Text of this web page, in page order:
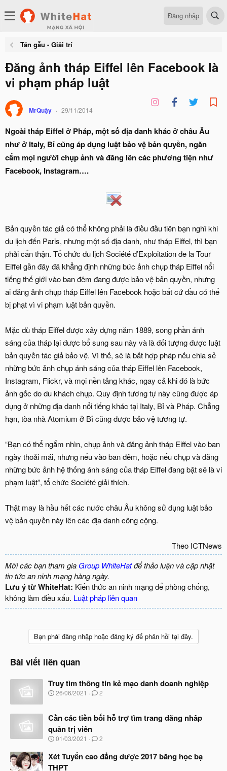
Đăng nhập
Tán gẫu - Giải trí
Đăng ảnh tháp Eiffel lên Facebook là
vi phạm pháp luật
MrQuậy 29/11/2014
Ngoài tháp Eiffel ở Pháp, một số địa danh khác ở châu Âu
như ở Italy, Bỉ cũng áp dụng luật bảo vệ bản quyền, ngăn
cấm mọi người chụp ảnh và đăng lên các phương tiện như
Facebook, Instagram….
Bản quyền tác giả có thể không phải là điều đầu tiên bạn nghĩ khi
du lịch đến Paris, nhưng một số địa danh, như tháp Eiffel, thì bạn
phải cẩn thận. Tổ chức du lịch Société d’Exploitation de la Tour
Eiffel gần đây đã khẳng định những bức ảnh chụp tháp Eiffel nổi
tiếng thế giới vào ban đêm đang được bảo vệ bản quyền, nhưng
ai đăng ảnh chụp tháp Eiffel lên Facebook hoặc bất cứ đầu có thể
bị phạt vì vi phạm luật bản quyền.
Mặc dù tháp Eiffel được xây dựng năm 1889, song phần ánh
sáng của tháp lại được bổ sung sau này và là đối tượng được luật
bản quyền tác giả bảo vệ. Vì thế, sẽ là bất hợp pháp nếu chia sẻ
những bức ảnh chụp ánh sáng của tháp Eiffel lên Facebook,
Instagram, Flickr, và mọi nền tảng khác, ngay cả khi đó là bức
ảnh gốc do du khách chụp. Quy định tương tự này cũng được áp
dụng ở những địa danh nổi tiếng khác tại Italy, Bỉ và Pháp. Chẳng
hạn, tòa nhà Atomium ở Bỉ cũng được bảo vệ tương tự.
“Bạn có thể ngắm nhìn, chụp ảnh và đăng ảnh tháp Eiffel vào ban
ngày thoải mái, nhưng nếu vào ban đêm, hoặc nếu chụp và đăng
những bức ảnh hệ thống ánh sáng của tháp Eiffel đang bật sẽ là vi
phạm luật”, tổ chức Société giải thích.
Thật may là hầu hết các nước châu Âu không sử dụng luật bảo
vệ bản quyền này lên các địa danh công cộng.
Theo ICTNews​
Mời các bạn tham gia Group WhiteHatđể thảo luận và cập nhật
tin tức an ninh mạng hàng ngày.
Lưu ý từ WhiteHat: Kiến thức an ninh mạng để phòng chống,
không làm điều xấu. Luật pháp liên quan
Bạn phải đăng nhập hoặc đăng ký để phản hồi tại đây.
Bài viết liên quan
Truy tìm thông tin kẻ mạo danh doanh nghiệp
N
y
b
ắ
t
ầ
u
26/06/2021 2
Cần các tiền bối hỗ trợ tìm trang đăng nhâp
quản trị viên
N
à
y
01/03/2021 2
Xét Tuyển cao đẳng dược 2017 bằng học bạ
THPT